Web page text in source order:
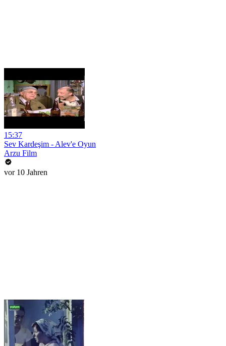
15:37
Sev Kardeşim - Alev'e Oyun
Arzu Film
vor 10 Jahren